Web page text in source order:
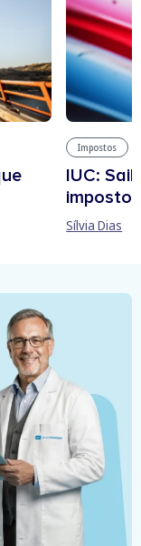
Impostos
IUC:
imposto
Sílvia Dias